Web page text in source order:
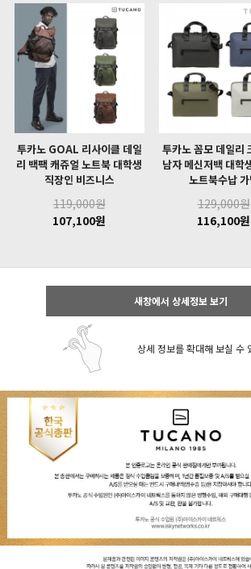
투카노 GOAL 리사이클 데일
리 백팩 캐쥬얼 노트북 대학생
직장인 비즈니스
119,000원
107,100원
투카노 꼼모 데일리
남자 메신저백 대학
노트북수납
129,000원
116,100원
새창에서 상세정보 보기
상세 정보를 확대해 보실 수